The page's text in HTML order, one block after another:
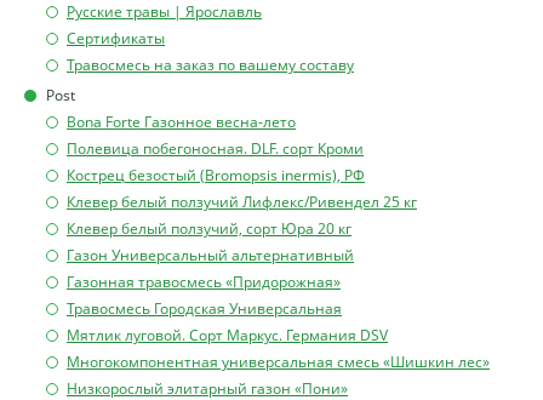
Русские травы | Ярославль
Сертификаты
Травосмесь на заказ по вашему составу
Post
Bona Forte Газонное весна-лето
Полевица побегоносная. DLF. сорт Кроми
Кострец безостый (Bromopsis inermis), РФ
Клевер белый ползучий Лифлекс/Ривендел 25 кг
Клевер белый ползучий, сорт Юра 20 кг
Газон Универсальный альтернативный
Газонная травосмесь «Придорожная»
Травосмесь Городская Универсальная
Мятлик луговой. Сорт Маркус. Германия DSV
Многокомпонентная универсальная смесь «Шишкин лес»
Низкорослый элитарный газон «Пони»